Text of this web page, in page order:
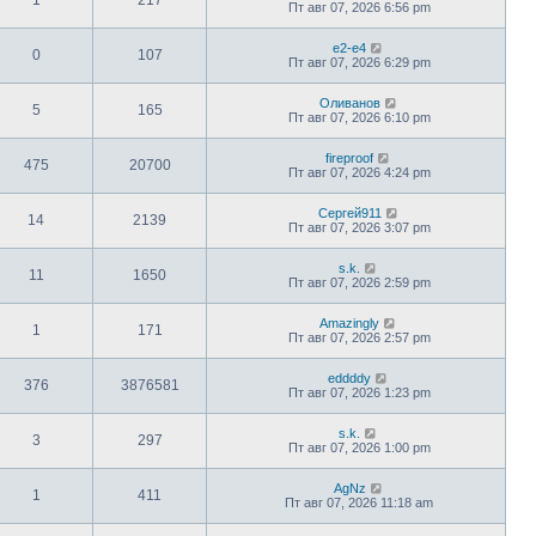
Пт авг 07, 2026 6:56 pm
0 107
e2-e4
Пт авг 07, 2026 6:29 pm
5 165
Оливанов
Пт авг 07, 2026 6:10 pm
475 20700
fireproof
Пт авг 07, 2026 4:24 pm
14 2139
Сергей911
Пт авг 07, 2026 3:07 pm
11 1650
s.k.
Пт авг 07, 2026 2:59 pm
1 171
Amazingly
Пт авг 07, 2026 2:57 pm
376 3876581
eddddy
Пт авг 07, 2026 1:23 pm
3 297
s.k.
Пт авг 07, 2026 1:00 pm
1 411
AgNz
Пт авг 07, 2026 11:18 am